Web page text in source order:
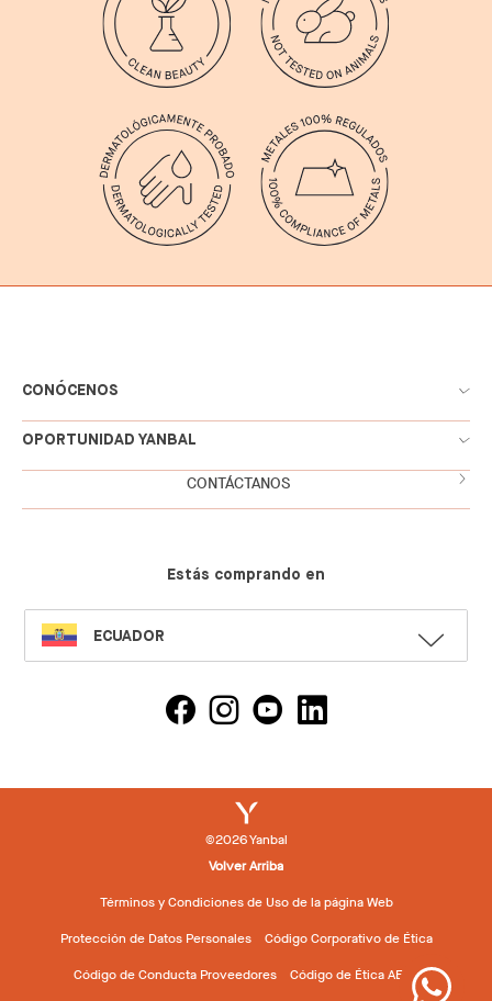
CONÓCENOS
OPORTUNIDAD YANBAL
CONTÁCTANOS
Estás comprando en
SELECT
LANGUAGE
ECUADOR
©2026 Yanbal
Volver Arriba
Términos y Condiciones de Uso de la página Web
Protección de Datos Personales Código Corporativo de Ética
Código de Conducta Proveedores Código de Ética AEVD